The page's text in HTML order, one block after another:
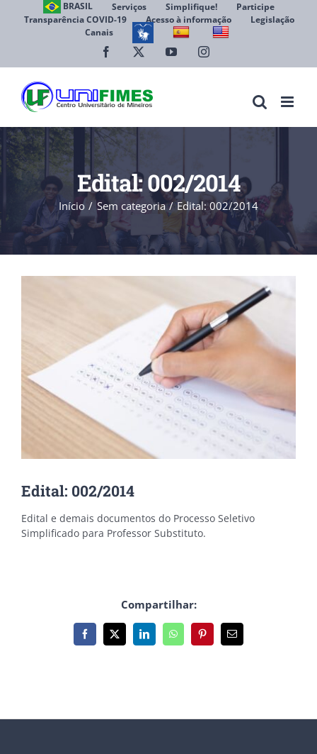
BRASIL Serviços Simplifique!
Participe
Transparência COVID-19
Acesso à informação
Legislação
Canais
Facebook YouTubeInstagram
Edital: 002/2014
Início Sem categoria Edital: 002/2014
Edital: 002/2014
Edital e demais documentos do Processo Seletivo
Simplificado para Professor Substituto.
Compartilhar:
Facebook
X LinkedInWhatsAppPinterest
E-
mail